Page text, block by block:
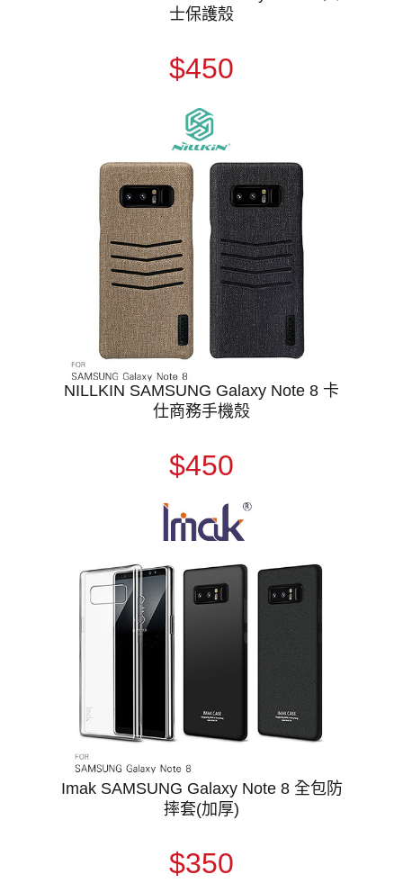
士保護殼
$450
NILLKIN SAMSUNG Galaxy Note 8 卡
仕商務手機殼
$450
Imak SAMSUNG Galaxy Note 8 全包防
摔套(加厚)
$350